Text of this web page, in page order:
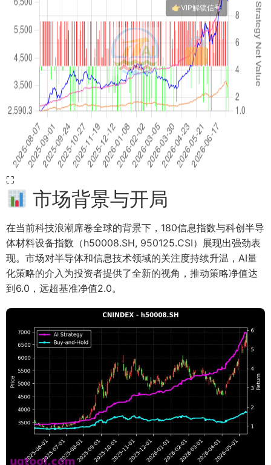
⛶
市场背景与开局
在当前科技浪潮席卷全球的背景下，180信息指数与科创半导
体材料设备指数（h50008.SH, 950125.CSI）展现出强劲表
现。市场对半导体和信息技术领域的关注度持续升温，AI量
化策略的介入为投资者提供了全新的视角，推动策略净值达
到6.0，远超基准净值2.0。